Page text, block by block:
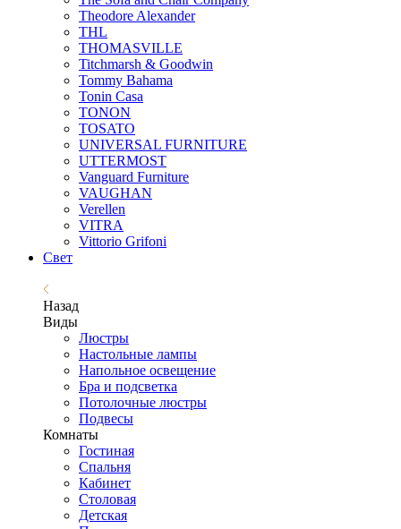
Theodore Alexander
THL
THOMASVILLE
Titchmarsh & Goodwin
Tommy Bahama
Tonin Casa
TONON
TOSATO
UNIVERSAL FURNITURE
UTTERMOST
Vanguard Furniture
VAUGHAN
Verellen
VITRA
Vittorio Grifoni
Свет
Назад
Виды
Люстры
Настольные лампы
Напольное освещение
Бра и подсветка
Потолочные люстры
Подвесы
Комнаты
Гостиная
Спальня
Кабинет
Столовая
Детская